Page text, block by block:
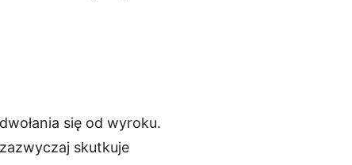
się od wyroku.
skutkuje